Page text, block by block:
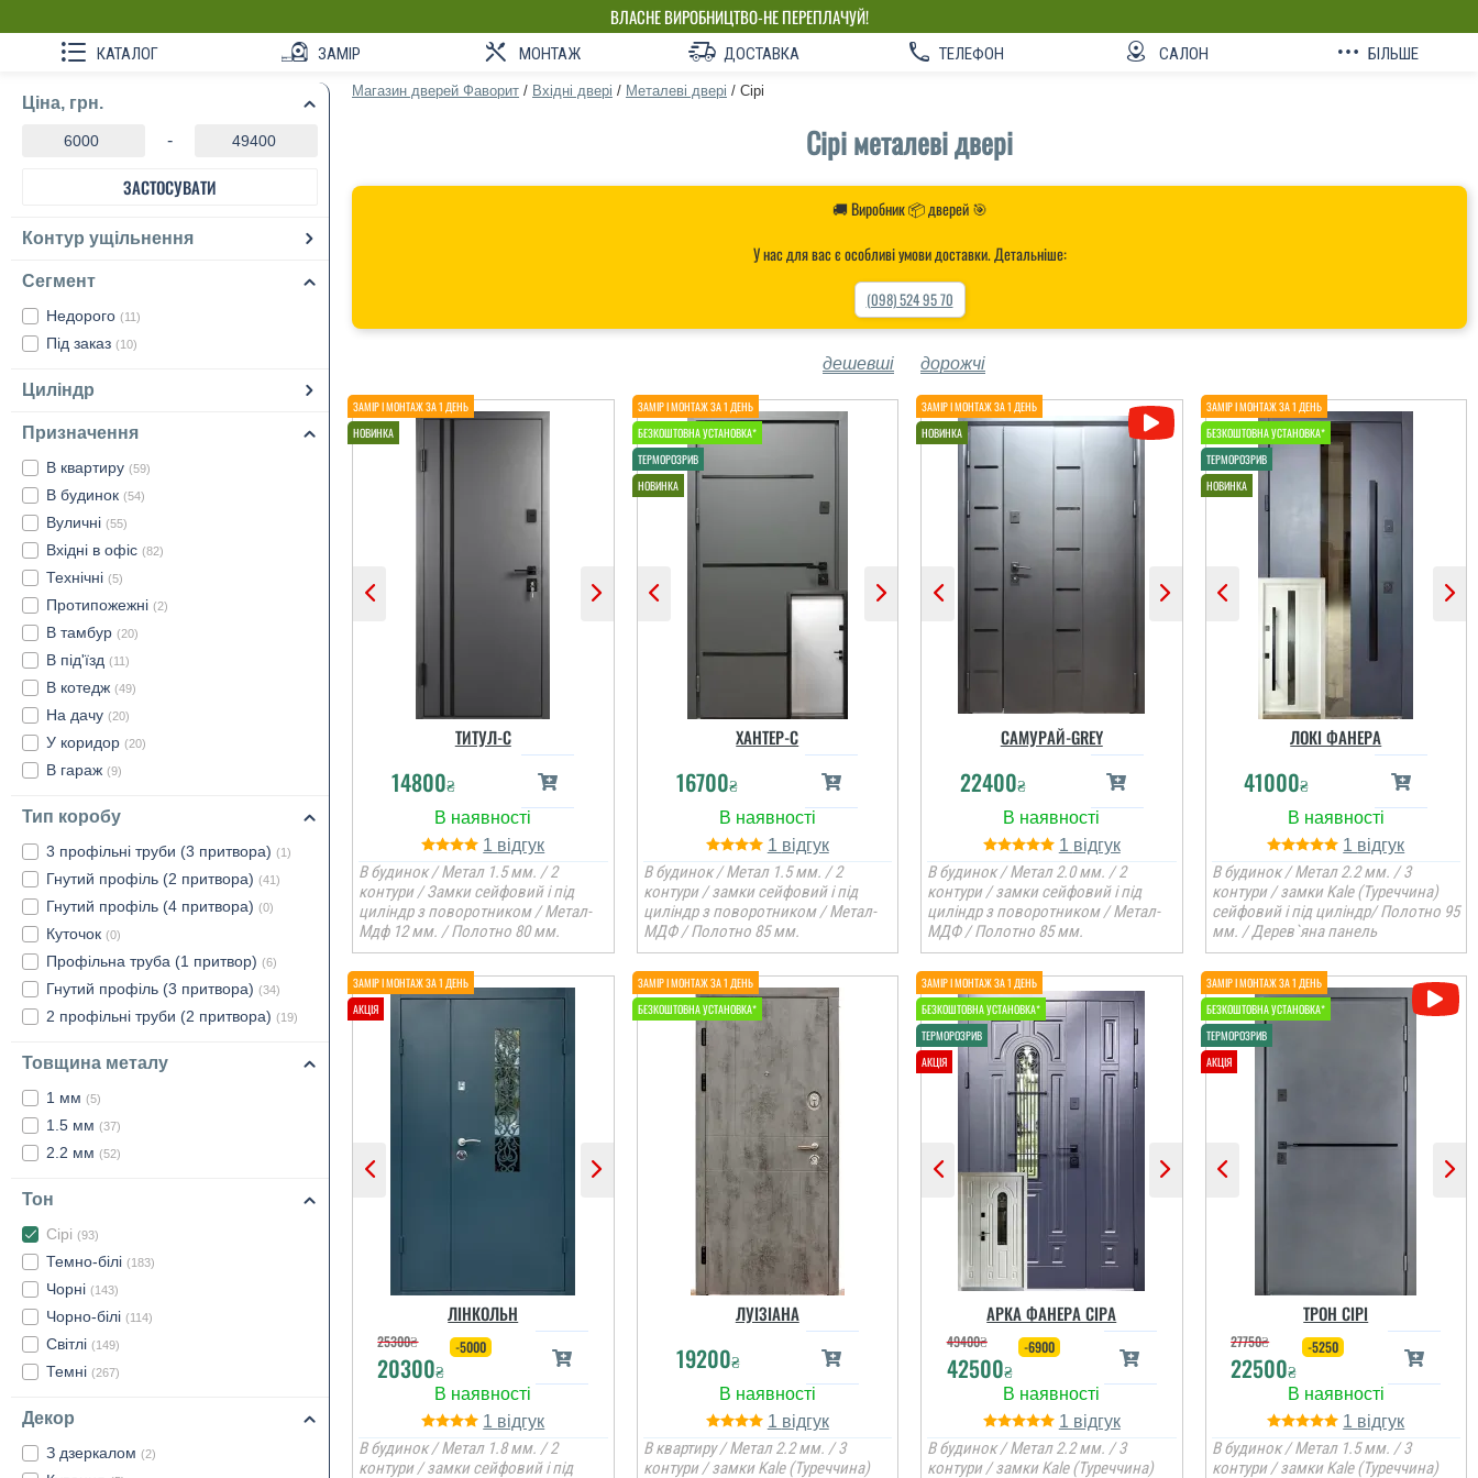
ВЛАСНЕ ВИРОБНИЦТВО-НЕ ПЕРЕПЛАЧУЙ!
КАТАЛОГ ЗАМІР МОНТАЖ ДОСТАВКА ТЕЛЕФОН САЛОН БІЛЬШЕ
Ціна, грн.
-
ЗАСТОСУВАТИ
Контур ущільнення
Сегмент
Недорого (11)
Під заказ (10)
Циліндр
Призначення
В квартиру (59)
В будинок (54)
Вуличні (55)
Вхідні в офіс (82)
Технічні (5)
Протипожежні (2)
В тамбур (20)
В під'їзд (11)
В котедж (49)
На дачу (20)
У коридор (20)
В гараж (9)
Тип коробу
3 профільні труби (3 притвора) (1)
Гнутий профіль (2 притвора) (41)
Гнутий профіль (4 притвора) (0)
Куточок (0)
Профільна труба (1 притвор) (6)
Гнутий профіль (3 притвора) (34)
2 профільні труби (2 притвора) (19)
Товщина металу
1 мм (5)
1.5 мм (37)
2.2 мм (52)
Тон
Сірі (93)
Темно-білі (183)
Чорні (143)
Чорно-білі (114)
Світлі (149)
Темні (267)
Декор
З дзеркалом (2)
Магазин дверей Фаворит / Вхідні двері / Металеві двері / Сірі
Сірі металеві двері
🚚 Виробник 📦 дверей 🎯
У нас для вас є особливі умови доставки. Детальніше:
(098) 524 95 70
дешевші дорожчі
ТИТУЛ-С
14800₴
1
В будинок / Метал 1.5 мм. / 2
контури / Замки сейфовий і під
циліндр з поворотником / Метал-
Мдф 12 мм. / Полотно 80 мм.
ХАНТЕР-С
16700₴
1
В будинок / Метал 1.5 мм. / 2
контури / замки сейфовий і під
циліндр з поворотником / Метал-
МДФ / Полотно 85 мм.
САМУРАЙ-GREY
22400₴
1
В будинок / Метал 2.0 мм. / 2
контури / замки сейфовий і під
циліндр з поворотником / Метал-
МДФ / Полотно 85 мм.
ЛОКІ ФАНЕРА
41000₴
1
В будинок / Метал 2.2 мм. / 3
контури / замки Kale (Туреччина)
сейфовий і під циліндр/ Полотно 95
мм. / Дерев`яна панель
ЛІНКОЛЬН
25300₴
20300₴
-5000
1
В будинок / Метал 1.8 мм. / 2
контури / замки сейфовий і під
ЛУІЗІАНА
19200₴
1
В квартиру / Метал 2.2 мм. / 3
контури / замки Kale (Туреччина)
АРКА ФАНЕРА СІРА
49400₴
42500₴
-6900
1
В будинок / Метал 2.2 мм. / 3
контури / замки Kale (Туреччина)
ТРОН СІРІ
27750₴
22500₴
-5250
1
В будинок / Метал 1.5 мм. / 3
контури / замки Kale (Туреччина)